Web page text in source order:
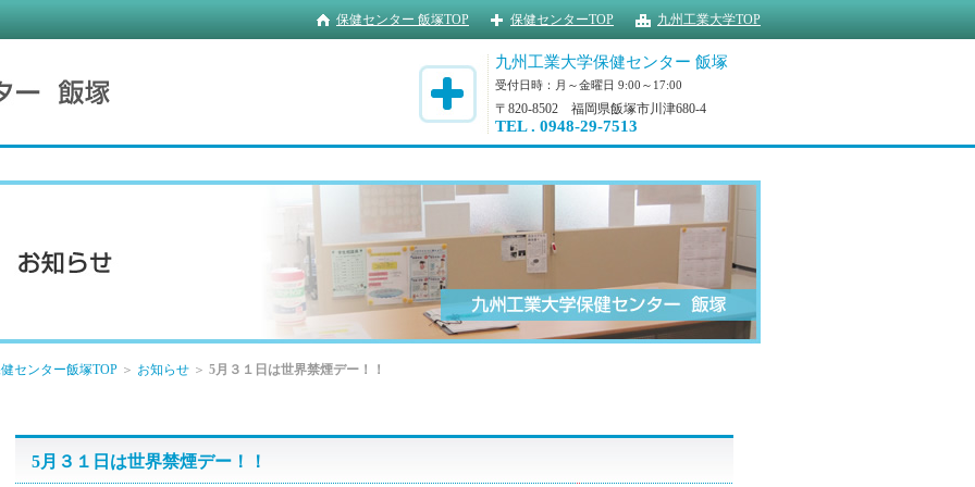
九州工業大学TOP
保健センターTOP
保健センター 飯塚TOP
九州工業大学保健センター 飯塚
受付日時：月～金曜日 9:00～17:00
〒820-8502 福岡県飯塚市川津680-4
TEL . 0948-29-7513
センター飯塚TOP ＞ お知らせ ＞ 5月３１日は世界禁煙デー！！
5月３１日は世界禁煙デー！！